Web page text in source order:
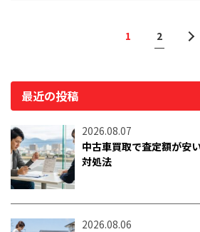
1 2
最近の投稿
2026.08.07
中古車買取で査定額が安
対処法
2026.08.06